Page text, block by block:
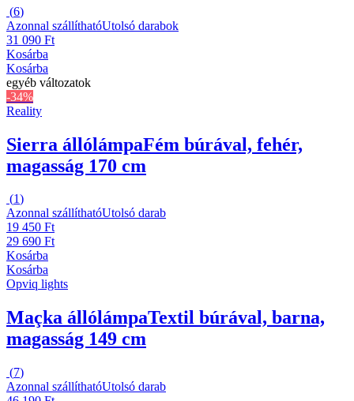
(6)
Azonnal szállíthatóUtolsó darabok
31 090 Ft
Kosárba
Kosárba
egyéb változatok
-34%
Reality
Sierra állólámpaFém búrával, fehér,
magasság 170 cm
(1)
Azonnal szállíthatóUtolsó darab
19 450 Ft
29 690 Ft
Kosárba
Kosárba
Opviq lights
Maçka állólámpaTextil búrával, barna,
magasság 149 cm
(7)
Azonnal szállíthatóUtolsó darab